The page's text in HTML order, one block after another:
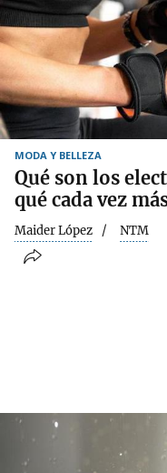
MODA Y BELLEZA
Qué son los
qué cada vez
Maider López NTM